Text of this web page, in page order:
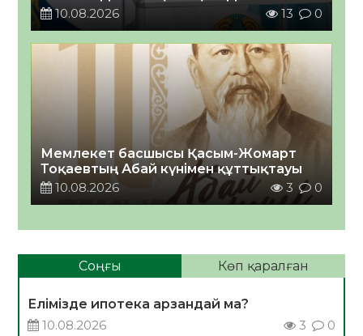
10.08.2026
13 0
Мемлекет басшысы Қасым-Жомарт
Тоқаевтың Абай күнімен құттықтауы
10.08.2026
3 0
Соңғы Көп қаралған
Елімізде ипотека арзандай ма?
10.08.2026
3 0